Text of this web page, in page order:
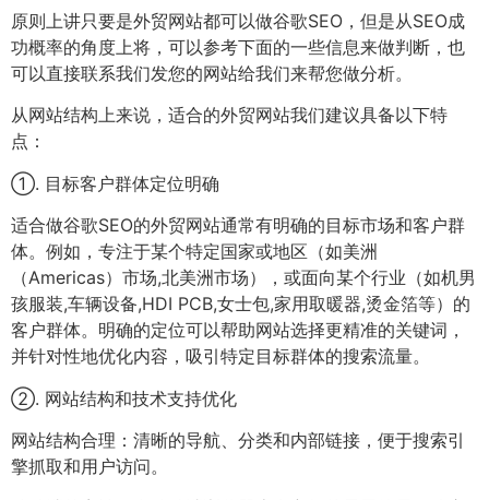
原则上讲只要是外贸网站都可以做谷歌SEO，但是从SEO成
功概率的角度上将，可以参考下面的一些信息来做判断，也
可以直接联系我们发您的网站给我们来帮您做分析。
从网站结构上来说，适合的外贸网站我们建议具备以下特
点：
①. 目标客户群体定位明确
适合做谷歌SEO的外贸网站通常有明确的目标市场和客户群
体。例如，专注于某个特定国家或地区（如美洲
（Americas）市场,北美洲市场），或面向某个行业（如机男
孩服装,车辆设备,HDI PCB,女士包,家用取暖器,烫金箔等）的
客户群体。明确的定位可以帮助网站选择更精准的关键词，
并针对性地优化内容，吸引特定目标群体的搜索流量。
②. 网站结构和技术支持优化
网站结构合理：清晰的导航、分类和内部链接，便于搜索引
擎抓取和用户访问。